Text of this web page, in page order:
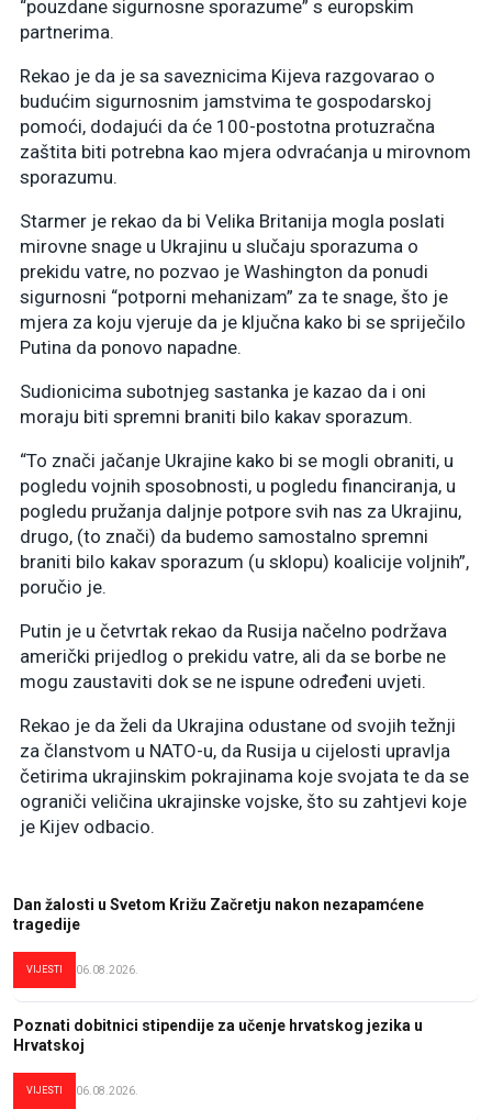
“pouzdane sigurnosne sporazume” s europskim
partnerima.
Rekao je da je sa saveznicima Kijeva razgovarao o
budućim sigurnosnim jamstvima te gospodarskoj
pomoći, dodajući da će 100-postotna protuzračna
zaštita biti potrebna kao mjera odvraćanja u mirovnom
sporazumu.
Starmer je rekao da bi Velika Britanija mogla poslati
mirovne snage u Ukrajinu u slučaju sporazuma o
prekidu vatre, no pozvao je Washington da ponudi
sigurnosni “potporni mehanizam” za te snage, što je
mjera za koju vjeruje da je ključna kako bi se spriječilo
Putina da ponovo napadne.
Sudionicima subotnjeg sastanka je kazao da i oni
moraju biti spremni braniti bilo kakav sporazum.
“To znači jačanje Ukrajine kako bi se mogli obraniti, u
pogledu vojnih sposobnosti, u pogledu financiranja, u
pogledu pružanja daljnje potpore svih nas za Ukrajinu,
drugo, (to znači) da budemo samostalno spremni
braniti bilo kakav sporazum (u sklopu) koalicije voljnih”,
poručio je.
Putin je u četvrtak rekao da Rusija načelno podržava
američki prijedlog o prekidu vatre, ali da se borbe ne
mogu zaustaviti dok se ne ispune određeni uvjeti.
Rekao je da želi da Ukrajina odustane od svojih težnji
za članstvom u NATO-u, da Rusija u cijelosti upravlja
četirima ukrajinskim pokrajinama koje svojata te da se
ograniči veličina ukrajinske vojske, što su zahtjevi koje
je Kijev odbacio.
Dan žalosti u Svetom Križu Začretju nakon nezapamćene
tragedije
VIJESTI 06.08.2026.
Poznati dobitnici stipendije za učenje hrvatskog jezika u
Hrvatskoj
VIJESTI 06.08.2026.